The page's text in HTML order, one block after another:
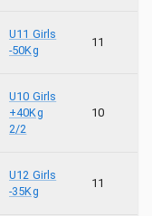
U11 Girls
-50Kg
11
U10 Girls
+40Kg
2/2
10
U12 Girls
-35Kg
11